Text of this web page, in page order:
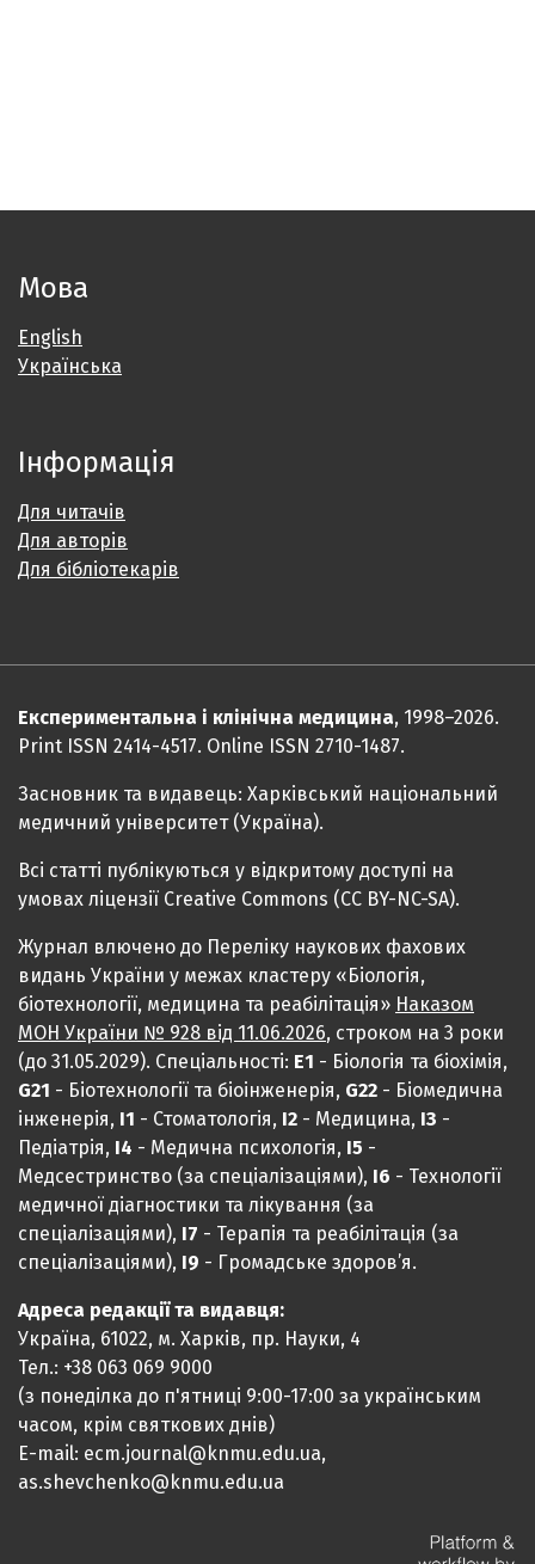
Мова
English
Українська
Інформація
Для читачів
Для авторів
Для бібліотекарів
Експериментальна і клінічна медицина, 1998–2026.
Print ISSN 2414-4517. Online ISSN 2710-1487.
Засновник та видавець: Харківський національний
медичний університет (Україна).
Всі статті публікуються у відкритому доступі на
умовах ліцензії Creative Commons (CC BY-NC-SA).
Журнал влючено до Переліку наукових фахових
видань України у межах кластеру «Біологія,
біотехнології, медицина та реабілітація» Наказом
МОН України № 928 від 11.06.2026, строком на 3 роки
(до 31.05.2029). Спеціальності: Е1 - Біологія та біохімія,
G21 - Біотехнології та біоінженерія, G22 - Біомедична
інженерія, I1 - Стоматологія, I2 - Медицина, IЗ -
Педіатрія, I4 - Медична психологія, I5 -
Медсестринство (за спеціалізаціями), I6 - Технології
медичної діагностики та лікування (за
спеціалізаціями), I7 - Терапія та реабілітація (за
спеціалізаціями), I9 - Громадське здоров’я.
Адреса редакції та видавця:
Україна, 61022, м. Харків, пр. Науки, 4
Тел.: +38 063 069 9000
(з понеділка до п'ятниці 9:00-17:00 за українським
часом, крім святкових днів)
E-mail: ecm.journal@knmu.edu.ua,
as.shevchenko@knmu.edu.ua